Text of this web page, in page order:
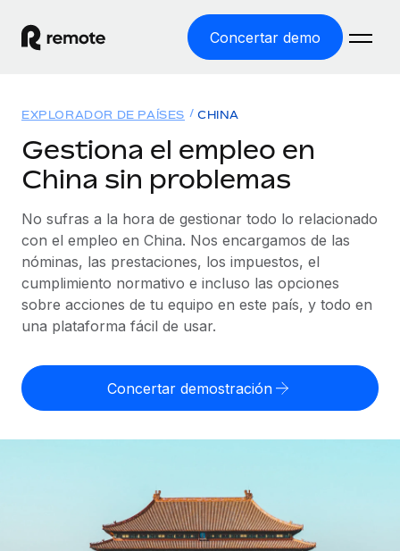
Concertar demo
EMPLEO GLOBAL
Nómina global
Gestiona las nóminas de forma sencilla y conforme a la
legalidad.
Employer of Record
Expándete en todo el mundo sin gastar en entidades.
cumpliendo la normativa.
Externaliza tareas laborales complejas.
Soluciones
COBERTURA MUNDIAL
Explorador de países
Consulta el soporte del empleo global según el país.
Explorador estatal de EE. UU.
Simplifica la contratación en todos los estados de EE.
Comparador de Remote
Compáranos con otras empresas.
Soluciones ágiles de RR. HH. globales y nóminas para
empresas en crecimiento.
Recursos
HERRAMIENTAS Y CALCULADORAS
Calculadora del riesgo de clasificación errónea
Consulta el riesgo de clasificación errónea por país.
cualquier país.
APRENDIZAJE CON REMOTE
Precios
English
Nederlands
EXPLORADOR DE PAÍSES CHINA
Gestiona el empleo en
China sin problemas
No sufras a la hora de gestionar todo lo relacionado
con el empleo en China. Nos encargamos de las
nóminas, las prestaciones, los impuestos, el
cumplimiento normativo e incluso las opciones
sobre acciones de tu equipo en este país, y todo en
una plataforma fácil de usar.
Concertar demostración